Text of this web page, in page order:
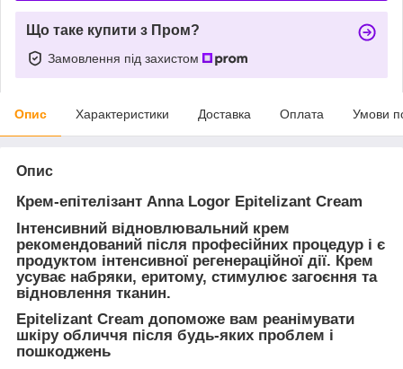
Що таке купити з Пром?
Замовлення під захистом
Опис Характеристики Доставка Оплата Умови
Опис
Крем-епітелізант Anna Logor Epitelizant Cream
Інтенсивний відновлювальний крем
рекомендований після професійних процедур і є
продуктом інтенсивної регенераційної дії. Крем
усуває набряки, еритому, стимулює загоєння та
відновлення тканин.
Epitelizant Cream допоможе вам реанімувати
шкіру обличчя після будь-яких проблем і
пошкоджень